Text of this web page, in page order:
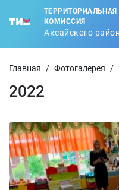
ТЕРРИТОРИАЛЬНАЯ
КОМИССИЯ
Аксайского
Главная / Фотогалерея /
2022